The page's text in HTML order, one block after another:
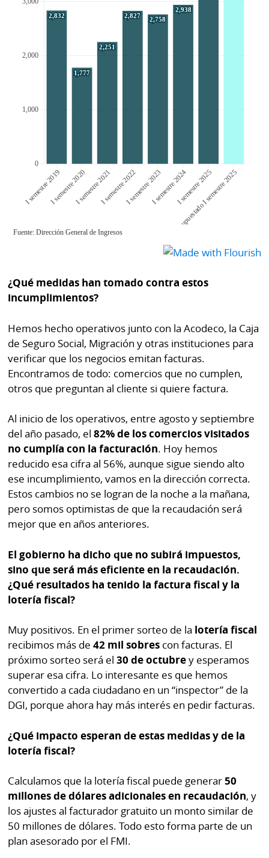
¿Qué medidas han tomado contra estos
incumplimientos?
Hemos hecho operativos junto con la Acodeco, la Caja
de Seguro Social, Migración y otras instituciones para
verificar que los negocios emitan facturas.
Encontramos de todo: comercios que no cumplen,
otros que preguntan al cliente si quiere factura.
Al inicio de los operativos, entre agosto y septiembre
del año pasado, el82% de los comercios visitados
no cumplía con la facturación. Hoy hemos
reducido esa cifra al 56%, aunque sigue siendo alto
ese incumplimiento, vamos en la dirección correcta.
Estos cambios no se logran de la noche a la mañana,
pero somos optimistas de que la recaudación será
mejor que en años anteriores.
El gobierno ha dicho que no subirá impuestos,
sino que será más eficiente en la recaudación.
¿Qué resultados ha tenido la factura fiscal y la
lotería fiscal?
Muy positivos. En el primer sorteo de la lotería fiscal
recibimos más de42 mil sobres con facturas. El
próximo sorteo será el30 de octubrey esperamos
superar esa cifra. Lo interesante es que hemos
convertido a cada ciudadano en un “inspector” de la
DGI, porque ahora hay más interés en pedir facturas.
¿Qué impacto esperan de estas medidas y de la
lotería fiscal?
Calculamos que la lotería fiscal puede generar50
millones de dólares adicionales en recaudación, y
los ajustes al facturador gratuito un monto similar de
50 millones de dólares. Todo esto forma parte de un
plan asesorado por el FMI.